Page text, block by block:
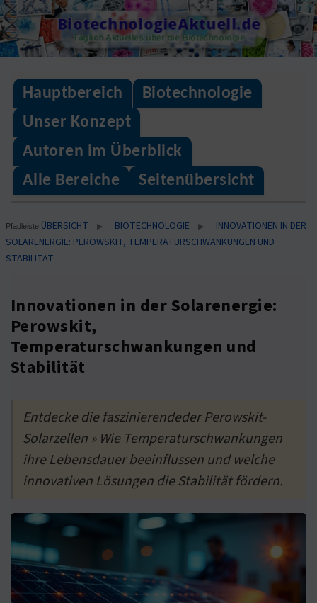
Skip
to
content
BiotechnologieAktuell.de
Täglich Aktuelles über die Biotechnologie
Hauptbereich
Biotechnologie
Unser Konzept
Autoren im Überblick
Alle Bereiche
Seitenübersicht
Pfadleiste ÜBERSICHT ▶ BIOTECHNOLOGIE ▶
INNOVATIONEN IN DER
SOLARENERGIE: PEROWSKIT, TEMPERATURSCHWANKUNGEN UND
STABILITÄT
Innovationen in der Solarenergie:
Perowskit,
Temperaturschwankungen und
Stabilität
Entdecke die faszinierendeder Perowskit-
Solarzellen » Wie Temperaturschwankungen
ihre Lebensdauer beeinflussen und welche
innovativen Lösungen die Stabilität fördern.